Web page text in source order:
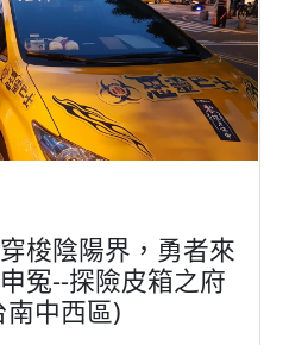
梭陰陽界，勇者來
冤--探險皮箱之府
中西區)